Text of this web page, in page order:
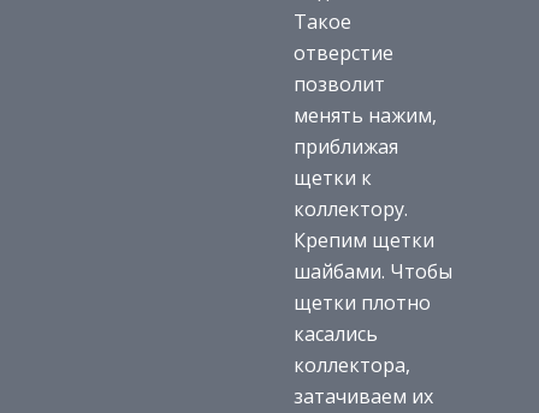
Такое
отверстие
позволит
менять нажим,
приближая
щетки к
коллектору.
Крепим щетки
шайбами. Чтобы
щетки плотно
касались
коллектора,
затачиваем их